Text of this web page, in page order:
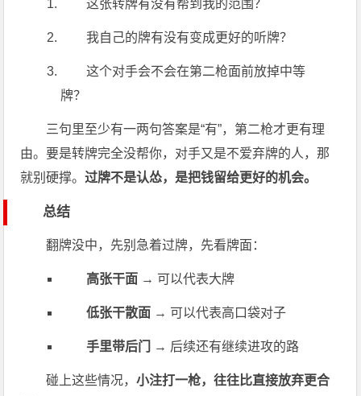
这张转牌有没有帮到我的范围？
我自己的牌有没有变成更好的听牌？
这个对手会不会在第二枪面前放掉中等
牌？
三句里至少有一两句答案是“有”，第二枪才更有理
由。要是转牌完全没帮你，对手又是不爱弃牌的人，那
就别硬撑。过牌不是认怂，是把钱留给更好的机会。
总结
翻牌没中，先别急着过牌，先看牌面：
高张干面 → 可以代表大牌
低张干散面 → 可以代表高口袋对子
手里带后门 → 后续还有继续进攻的路
碰上这些情况，小注打一枪，往往比直接放弃更合